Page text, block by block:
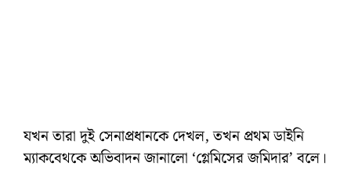
যখন তারা দুই সেনাপ্রধানকে দেখল, তখন প্রথম ডাইনি
ম্যাকবেথকে অভিবাদন জানালো ‘গ্লেমিসের জমিদার’ বলে।